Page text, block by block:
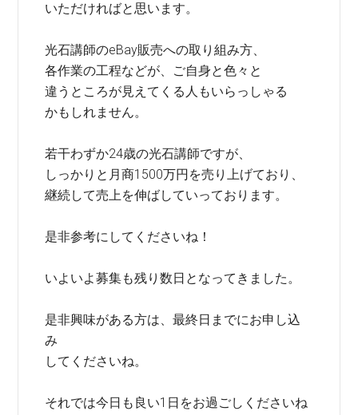
いただければと思います。
光石講師のeBay販売への取り組み方、
各作業の工程などが、ご自身と色々と
違うところが見えてくる人もいらっしゃる
かもしれません。
若干わずか24歳の光石講師ですが、
しっかりと月商1500万円を売り上げており、
継続して売上を伸ばしていっております。
是非参考にしてくださいね！
いよいよ募集も残り数日となってきました。
是非興味がある方は、最終日までにお申し込
み
してくださいね。
それでは今日も良い1日をお過ごしくださいね